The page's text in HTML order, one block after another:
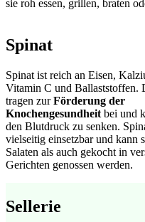
sie roh essen, grillen, braten
Spinat
Spinat ist reich an Eisen,
Vitamin C und Ballaststoffen.
tragen zurFörderung der
Knochengesundheit bei und
den Blutdruck zu senken.
vielseitig einsetzbar und kann
Salaten als auch gekocht in
Gerichten genossen werden.
Sellerie